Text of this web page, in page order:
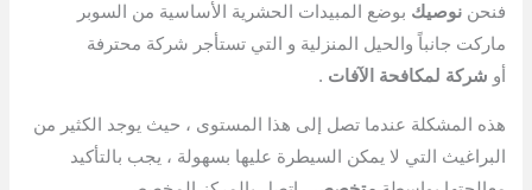
فنحننوصيك بوضع المبيدات الحشرية الأساسية من السوبر
ماركت جانباً والحيل المنزلية و التي تستأجر شركة محترفة
أو شركة لمكافحة الآفات .
هذه المشكلة عندما تصل إلى هذا المستوى ، حيث يوجد الكثير من
البراغيث التي لا يمكن السيطرة عليها بسهولة ، يجب بالتأكيد